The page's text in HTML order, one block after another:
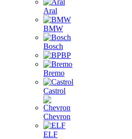
Aral
BMW
Bosch
BP
Bremo
Castrol
Chevron
ELF